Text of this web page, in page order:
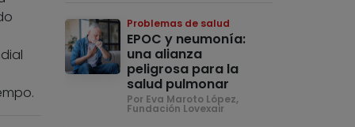
Problemas de salud
EPOC y neumonía:
una alianza
peligrosa para la
salud pulmonar
Por Eva Maroto López,
Fundación Lovexair